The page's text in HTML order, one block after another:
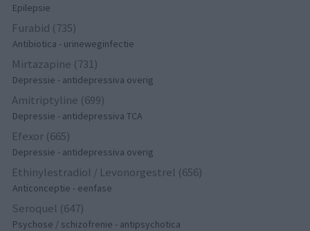
Epilepsie
Furabid (735)
Antibiotica - urineweginfectie
Mirtazapine (731)
Depressie - antidepressiva overig
Amitriptyline (699)
Depressie - antidepressiva TCA
Efexor (665)
Depressie - antidepressiva overig
Ethinylestradiol / Levonorgestrel (656)
Anticonceptie - eenfase
Seroquel (647)
Psychose / schizofrenie - antipsychotica